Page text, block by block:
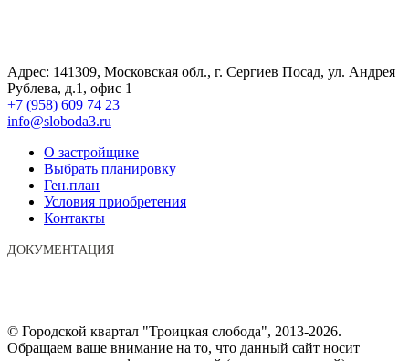
Адрес: 141309, Московская обл., г. Сергиев Посад, ул. Андрея
Рублева, д.1, офис 1
+7 (958) 609 74 23
info@sloboda3.ru
О застройщике
Выбрать планировку
Ген.план
Условия приобретения
Контакты
ДОКУМЕНТАЦИЯ
© Городской квартал "Троицкая слобода", 2013-2026.
Обращаем ваше внимание на то, что данный сайт носит